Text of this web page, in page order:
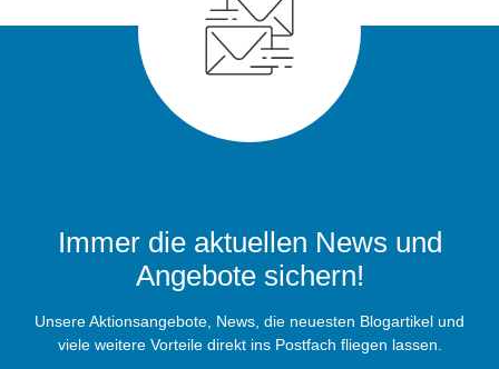
Immer die aktuellen News und
Angebote sichern!
Unsere Aktionsangebote, News, die neuesten Blogartikel und
viele weitere Vorteile direkt ins Postfach fliegen lassen.